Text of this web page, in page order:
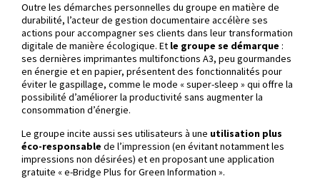
Outre les démarches personnelles du groupe en matière de
durabilité, l’acteur de gestion documentaire accélère ses
actions pour accompagner ses clients dans leur transformation
digitale de manière écologique. Et le groupe se démarque :
ses dernières imprimantes multifonctions A3, peu gourmandes
en énergie et en papier, présentent des fonctionnalités pour
éviter le gaspillage, comme le mode « super-sleep » qui offre la
possibilité d’améliorer la productivité sans augmenter la
consommation d’énergie.
Le groupe incite aussi ses utilisateurs à une utilisation plus
éco-responsable de l’impression (en évitant notamment les
impressions non désirées) et en proposant une application
gratuite « e-Bridge Plus for Green Information ».